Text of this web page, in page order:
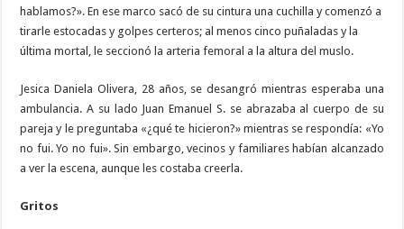
hablamos?». En ese marco sacó de su cintura una cuchilla y comenzó a
tirarle estocadas y golpes certeros; al menos cinco puñaladas y la
última mortal, le seccionó la arteria femoral a la altura del muslo.
Jesica Daniela Olivera, 28 años, se desangró mientras esperaba una
ambulancia. A su lado Juan Emanuel S. se abrazaba al cuerpo de su
pareja y le preguntaba «¿qué te hicieron?» mientras se respondía: «Yo
no fui. Yo no fui». Sin embargo, vecinos y familiares habían alcanzado
a ver la escena, aunque les costaba creerla.
Gritos